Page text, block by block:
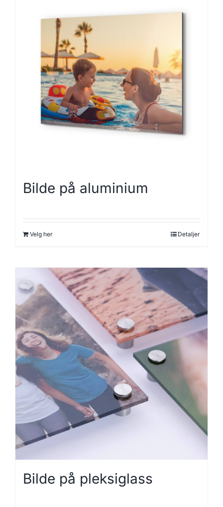
Bilde på aluminium
Velg her Detaljer
Bilde på pleksiglass